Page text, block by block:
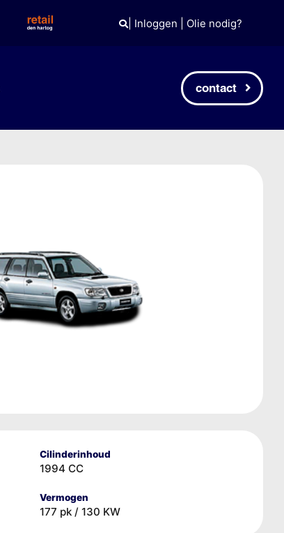
| Inloggen Olie nodig?
contact
Cilinderinhoud
1994 CC
Vermogen
177 pk / 130 KW